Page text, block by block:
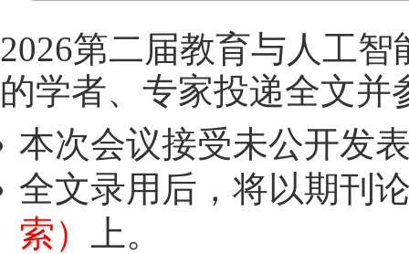
2026第二届教育与人工
的学者、专家投递全文并
本次会议接受未公开发
全文录用后，将以期刊
索）
上。